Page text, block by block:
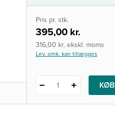
i-bog
Pris pr. stk.
395,00 kr.
316,00 kr. ekskl. moms
Lev. omk. kan tillægges
1 KØB